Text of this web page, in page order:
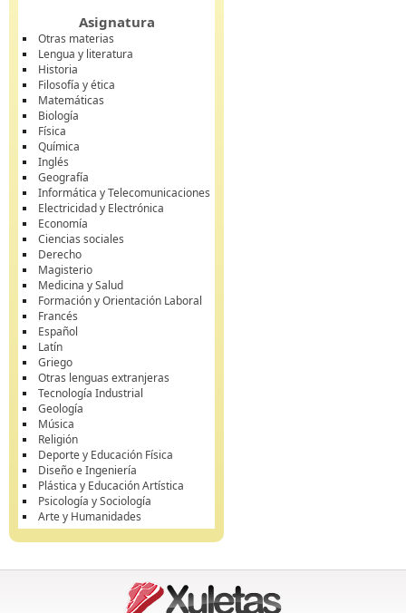
Asignatura
Otras materias
Lengua y literatura
Historia
Filosofía y ética
Matemáticas
Biología
Física
Química
Inglés
Geografía
Informática y Telecomunicaciones
Electricidad y Electrónica
Economía
Ciencias sociales
Derecho
Magisterio
Medicina y Salud
Formación y Orientación Laboral
Francés
Español
Latín
Griego
Otras lenguas extranjeras
Tecnología Industrial
Geología
Música
Religión
Deporte y Educación Física
Diseño e Ingeniería
Plástica y Educación Artística
Psicología y Sociología
Arte y Humanidades